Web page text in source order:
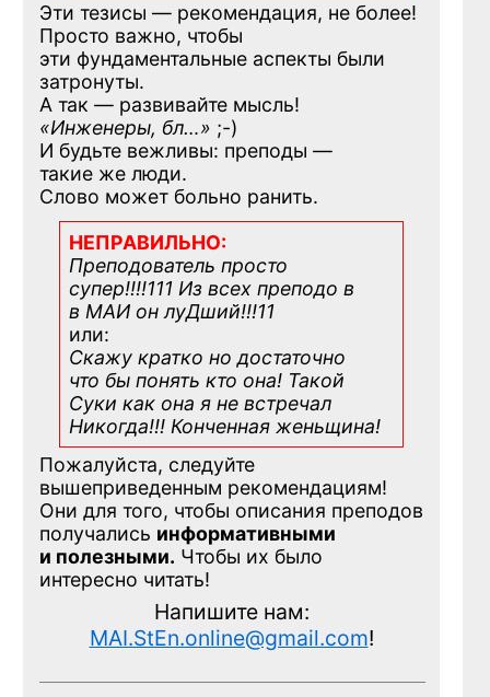
Эти тезисы — рекомендация, не более!
Просто важно, чтобы
эти фундаментальные аспекты были
затронуты.
А так — развивайте мысль!
«Инженеры, бл…» ;-)
И будьте вежливы: преподы —
такие же люди.
Слово может больно ранить.
НЕПРАВИЛЬНО:
Преподователь просто
супер!!!!111 Из всех преподо в
в МАИ он луДший!!!11
или:
Скажу кратко но достаточно
что бы понять кто она! Такой
Суки как она я не встречал
Никогда!!! Конченная женьщина!
Пожалуйста, следуйте
вышеприведенным рекомендациям!
Они для того, чтобы описания преподов
получались информативными
и полезными. Чтобы их было
интересно читать!
Напишите нам:
MAI.StEn.online@gmail.com!